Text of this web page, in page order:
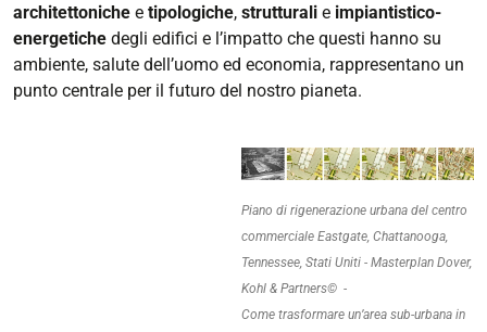
architettoniche e tipologiche, strutturali e impiantistico-
energetiche degli edifici e l’impatto che questi hanno su
ambiente, salute dell’uomo ed economia, rappresentano un
punto centrale per il futuro del nostro pianeta.
Piano di rigenerazione urbana del centro
commerciale Eastgate, Chattanooga,
Tennessee, Stati Uniti - Masterplan Dover,
Kohl & Partners© -
Come trasformare un’area sub-urbana in